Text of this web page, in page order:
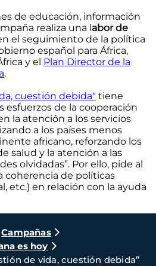
de educación, información
realiza una labor de
el seguimiento de la política
español para África,
y el Plan Director de la
.
cuestión debida" tiene
de la cooperación
la atención a los servicios
a los países menos
africano, reforzando los
salud y la atención a las
olvidadas”. Por ello, pide al
coherencia de políticas
etc.) en relación con la ayuda
Campañas
es hoy
de vida, cuestión debida”